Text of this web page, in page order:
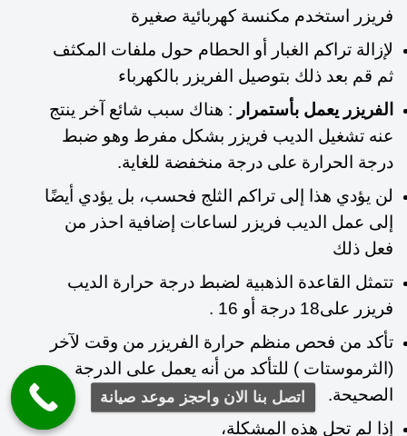
فريزر استخدم مكنسة كهربائية صغيرة
لإزالة تراكم الغبار أو الحطام حول ملفات المكثف
ثم قم بعد ذلك بتوصيل الفريزر بالكهرباء
الفريزر يعمل بأستمرار : هناك سبب شائع آخر ينتج
عنه تشغيل الديب فريزر بشكل مفرط وهو ضبط
درجة الحرارة على درجة منخفضة للغاية.
لن يؤدي هذا إلى تراكم الثلج فحسب، بل يؤدي أيضًا
إلى عمل الديب فريزر لساعات إضافية احذر من
فعل ذلك
تتمثل القاعدة الذهبية لضبط درجة حرارة الديب
فريزر على18 درجة أو 16 .
تأكد من فحص منظم حرارة الفريزر من وقت لآخر
(الثرموستات ) للتأكد من أنه يعمل على الدرجة
الصحيحة.
إذا لم تحل هذه المشكلة،
اتصل بنا الان واحجز موعد صيانة